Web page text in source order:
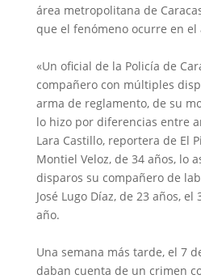
área metropolitana de
que el fenómeno ocurre en
«Un oficial de la Policía de
compañero con múltiples
arma de reglamento, de su
lo hizo por diferencias entre
Lara Castillo, reportera de El
Montiel Veloz, de 34 años, lo
disparos su compañero de
José Lugo Díaz, de 23 años,
año.
Una semana más tarde, el 7
daban cuenta de un crimen